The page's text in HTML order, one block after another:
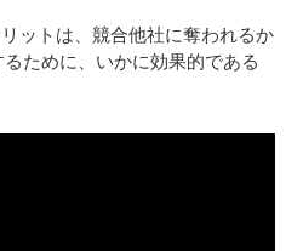
ットは、競合他社に奪われるか
ために、いかに効果的である